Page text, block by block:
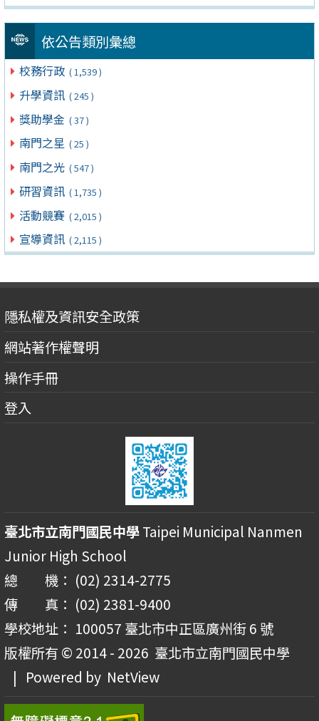
依公告類別彙總
校務行政 ( 1,539 )
升學資訊 ( 245 )
獎助學金 ( 37 )
南門之星 ( 25 )
南門之光 ( 547 )
研習資訊 ( 1,735 )
活動競賽 ( 2,015 )
宣導資訊 ( 2,115 )
隱私權及資訊安全政策
網站著作權聲明
操作手冊
登入
臺北市立南門國民中學Taipei Municipal Nanmen
Junior High School
總 機： (02) 2314-2775
傳 真： (02) 2381-9400
學校地址： 100057 臺北市中正區廣州街 6 號
版權所有 © 2014 - 2026 臺北市立南門國民中學
| Powered by NetView